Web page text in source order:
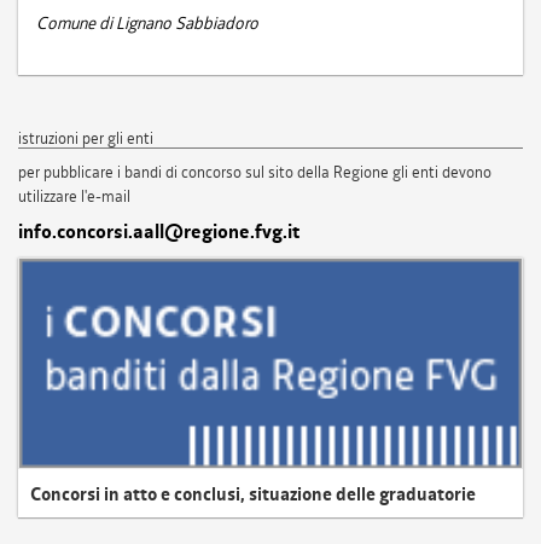
Comune di Lignano Sabbiadoro
istruzioni per gli enti
per pubblicare i bandi di concorso sul sito della Regione gli enti devono
utilizzare l'e-mail
info.concorsi.aall@regione.fvg.it
Concorsi in atto e conclusi, situazione delle graduatorie